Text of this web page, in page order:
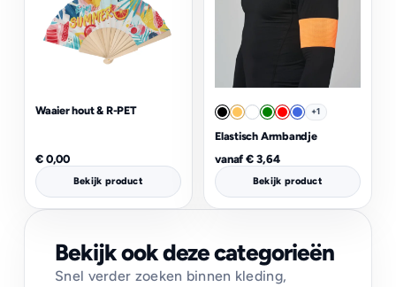
Waaier hout & R-PET
€0,00
Bekijk product
+1
Elastisch Armbandje
vanaf€ 3,64
Bekijk product
Bekijk ook deze categorieën
Snel verder zoeken binnen kleding,